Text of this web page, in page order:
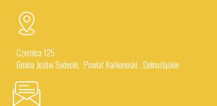
Czernica 125
Gmina Jeżów Sudecki, Powiat Karkonoski , Dolnośląskie